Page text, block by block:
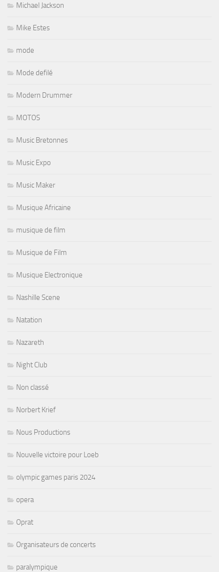
Michael Jackson
Mike Estes
mode
Mode defilé
Modern Drummer
MOTOS
Music Bretonnes
Music Expo
Music Maker
Musique Africaine
musique de film
Musique de Film
Musique Electronique
Nashille Scene
Natation
Nazareth
Night Club
Non classé
Norbert Krief
Nous Productions
Nouvelle victoire pour Loeb
olympic games paris 2024
opera
Oprat
Organisateurs de concerts
paralympique